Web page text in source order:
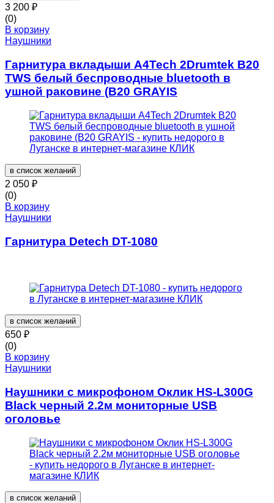
3 200 ₽
(0)
В корзину
Наушники
Гарнитура вкладыши A4Tech 2Drumtek B20
TWS белый беспроводные bluetooth в
ушной раковине (B20 GRAYIS
в список желаний
2 050 ₽
(0)
В корзину
Наушники
Гарнитура Detech DT-1080
в список желаний
650 ₽
(0)
В корзину
Наушники
Наушники с микрофоном Оклик HS-L300G
Black черный 2.2м мониторные USB
оголовье
в список желаний